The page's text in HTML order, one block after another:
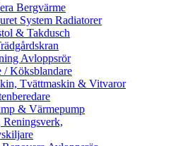
Bergvärme
System Radiatorer
& Takdusch
Avloppsrör
/ Köksblandare
Tvättmaskin & Vitvaror
& Värmepump